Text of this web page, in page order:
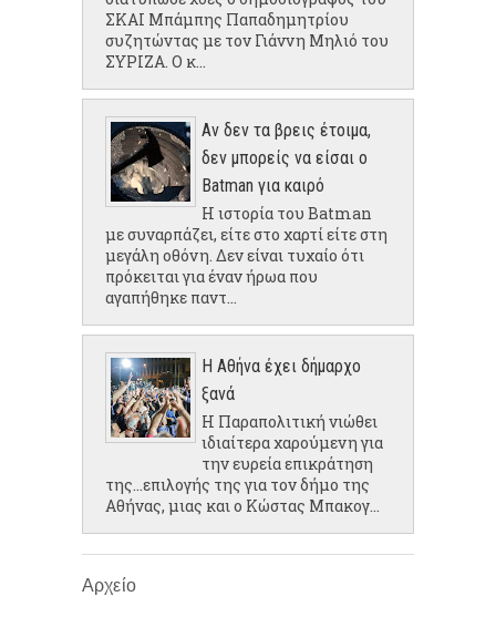
ΣΚΑΙ Μπάμπης Παπαδημητρίου
συζητώντας με τον Γιάννη Μηλιό του
ΣΥΡΙΖΑ. Ο κ...
Αν δεν τα βρεις έτοιμα,
δεν μπορείς να είσαι ο
Batman για καιρό
Η ιστορία του Batman
με συναρπάζει, είτε στο χαρτί είτε στη
μεγάλη οθόνη. Δεν είναι τυχαίο ότι
πρόκειται για έναν ήρωα που
αγαπήθηκε παντ...
Η Αθήνα έχει δήμαρχο
ξανά
Η Παραπολιτική νιώθει
ιδιαίτερα χαρούμενη για
την ευρεία επικράτηση
της...επιλογής της για τον δήμο της
Αθήνας, μιας και ο Κώστας Μπακογ...
Αρχείο